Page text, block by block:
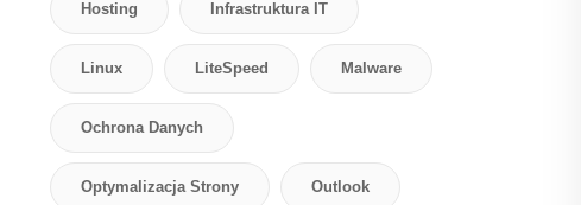
Hosting Infrastruktura IT
Linux LiteSpeed Malware
Ochrona Danych
Optymalizacja Strony Outlook